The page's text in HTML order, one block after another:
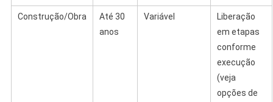
Construção/Obra
Até 30
anos
Variável
Liberação
em etapas
conforme
execução
(veja
opções de